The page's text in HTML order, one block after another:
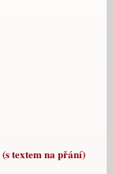
textem na přání)